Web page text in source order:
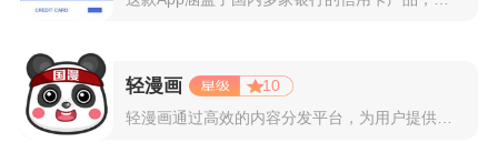
轻漫画
10